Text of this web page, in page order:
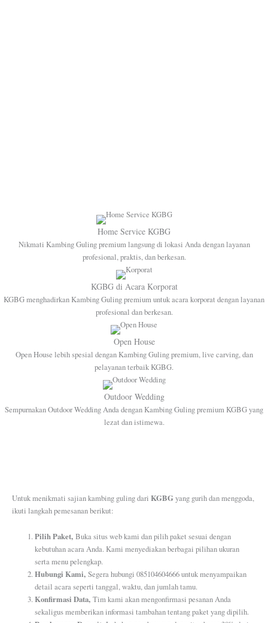
Home Service KGBG
Nikmati Kambing Guling premium langsung di lokasi Anda dengan layanan
profesional, praktis, dan berkesan.
KGBG di Acara Korporat
KGBG menghadirkan Kambing Guling premium untuk acara korporat dengan layanan
profesional dan berkesan.
Open House
Open House lebih spesial dengan Kambing Guling premium, live carving, dan
pelayanan terbaik KGBG.
Outdoor Wedding
Sempurnakan Outdoor Wedding Anda dengan Kambing Guling premium KGBG yang
lezat dan istimewa.
Untuk menikmati sajian kambing guling dari KGBGyang gurih dan menggoda,
ikuti langkah pemesanan berikut:
Pilih Paket,Buka situs web kami dan pilih paket sesuai dengan
kebutuhan acara Anda. Kami menyediakan berbagai pilihan ukuran
serta menu pelengkap.
Hubungi Kami,Segera hubungi 085104604666 untuk menyampaikan
detail acara seperti tanggal, waktu, dan jumlah tamu.
Konfirmasi Data,Tim kami akan mengonfirmasi pesanan Anda
sekaligus memberikan informasi tambahan tentang paket yang dipilih.